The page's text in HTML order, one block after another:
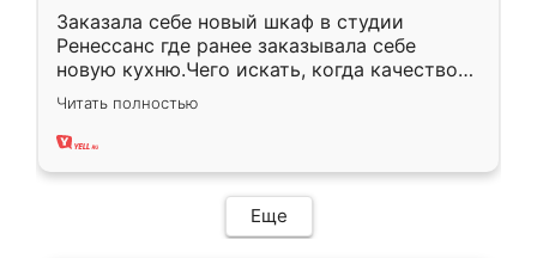
Заказала себе новый шкаф в студии
Ренессанс где ранее заказывала себе
новую кухню.Чего искать, когда качеством
вполне довольна. Служит кухня уже почти
два года, нареканий нет.
Читать полностью
Еще